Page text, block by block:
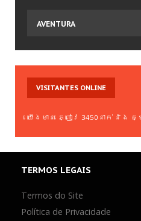
Mais Jogados
AVENTURA
VISITANTES ONLINE
យើង​មាន ភ្ញៀវ 3450នាក់ និង
Notícias
Super Mario Bros.
V0.8 Super Smash Flash 2
Tennis
Table Soccer
TERMOS LEGAIS
Termos do Site
Política de Privacidade